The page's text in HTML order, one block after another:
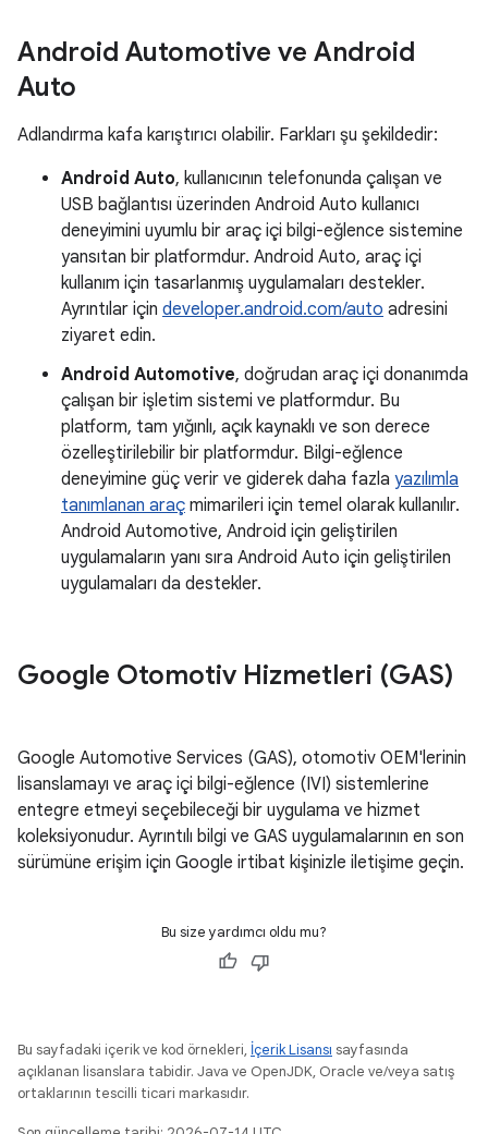
Android Automotive ve Android
Auto
Adlandırma kafa karıştırıcı olabilir. Farkları şu şekildedir:
Android Auto, kullanıcının telefonunda çalışan ve
USB bağlantısı üzerinden Android Auto kullanıcı
deneyimini uyumlu bir araç içi bilgi-eğlence sistemine
yansıtan bir platformdur. Android Auto, araç içi
kullanım için tasarlanmış uygulamaları destekler.
Ayrıntılar için developer.android.com/auto adresini
ziyaret edin.
Android Automotive, doğrudan araç içi donanımda
çalışan bir işletim sistemi ve platformdur. Bu
platform, tam yığınlı, açık kaynaklı ve son derece
özelleştirilebilir bir platformdur. Bilgi-eğlence
deneyimine güç verir ve giderek daha fazla yazılımla
tanımlanan araç mimarileri için temel olarak kullanılır.
Android Automotive, Android için geliştirilen
uygulamaların yanı sıra Android Auto için geliştirilen
uygulamaları da destekler.
Google Otomotiv Hizmetleri (GAS)
Google Automotive Services (GAS), otomotiv OEM'lerinin
lisanslamayı ve araç içi bilgi-eğlence (IVI) sistemlerine
entegre etmeyi seçebileceği bir uygulama ve hizmet
koleksiyonudur. Ayrıntılı bilgi ve GAS uygulamalarının en son
sürümüne erişim için Google irtibat kişinizle iletişime geçin.
Bu size yardımcı oldu mu?
Bu sayfadaki içerik ve kod örnekleri, İçerik Lisansı sayfasında
açıklanan lisanslara tabidir. Java ve OpenJDK, Oracle ve/veya satış
ortaklarının tescilli ticari markasıdır.